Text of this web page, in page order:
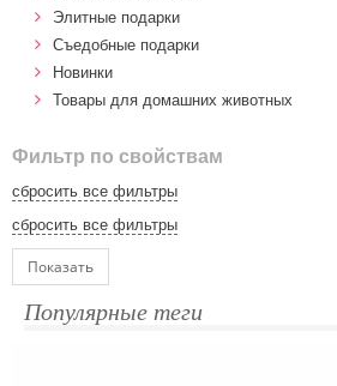
Элитные подарки
Cъедобные подарки
Новинки
Товары для домашних животных
Фильтр по свойствам
сбросить все фильтры
сбросить все фильтры
Показать
Популярные теги